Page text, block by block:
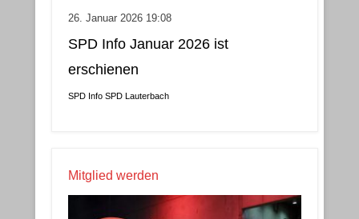
26. Januar 2026 19:08
SPD Info Januar 2026 ist
erschienen
SPD Info SPD Lauterbach
Mitglied werden